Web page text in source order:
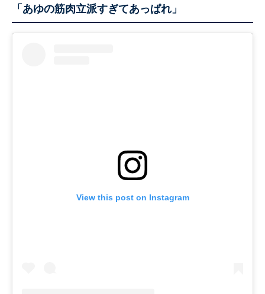
「あゆの筋肉立派すぎてあっぱれ」
View this post on Instagram